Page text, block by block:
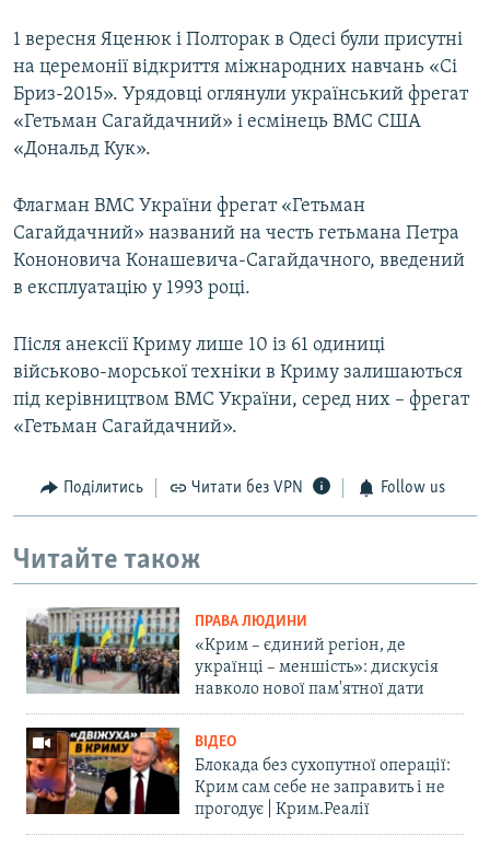
1 вересня Яценюк і Полторак в Одесі були присутні
на церемонії відкриття міжнародних навчань «Сі
Бриз-2015». Урядовці оглянули український фрегат
«Гетьман Сагайдачний» і есмінець ВМС США
«Дональд Кук».
Флагман ВМС України фрегат «Гетьман
Сагайдачний» названий на честь гетьмана Петра
Кононовича Конашевича-Сагайдачного, введений
в експлуатацію у 1993 році.
Після анексії Криму лише 10 із 61 одиниці
військово-морської техніки в Криму залишаються
під керівництвом ВМС України, серед них – фрегат
«Гетьман Сагайдачний».
Поділитись Читати без VPN Follow us
Читайте також
ПРАВА ЛЮДИНИ
«Крим – єдиний регіон, де
українці – меншість»: дискусія
навколо нової пам'ятної дати
ВІДЕО
Блокада без сухопутної операції:
Крим сам себе не заправить і не
прогодує | Крим.Реалії